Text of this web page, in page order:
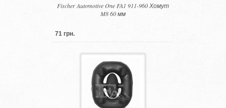
Fischer Automotive One FA1 911-960 Хомут
M8 60 мм
71 грн.